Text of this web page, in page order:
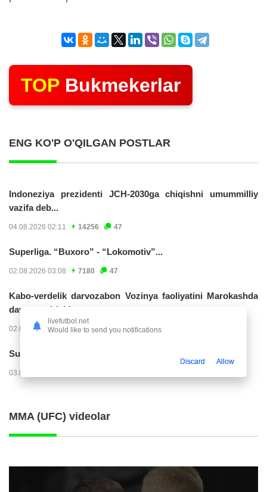
TOP Bukmekerlar
ENG KO'P O'QILGAN POSTLAR
Indoneziya prezidenti JCH-2030ga chiqishni umummilliy
vazifa deb...
04.08.2026 02:11 14256 47
Superliga. “Buxoro” - “Lokomotiv”...
02.08.2026 03:08 7180 47
Kabo-verdelik darvozabon Vozinya faoliyatini Marokashda
davom ettirishi...
02.08.2026 01:08 3930 47
Superliga. "Dinamo" – "Neftchi" (matnli...
03.08.2026 20:32
MMA (UFC) videolar
livefutbol.net
Would like to send you notifications
Discard Allow